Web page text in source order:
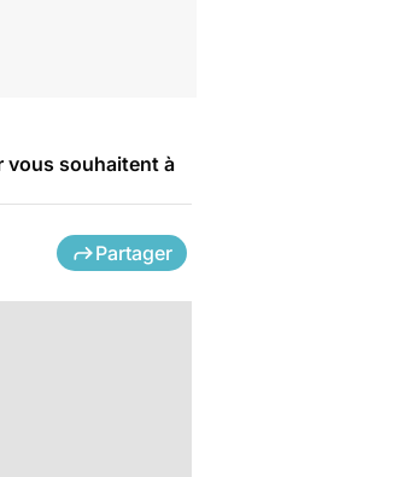
vous souhaitent à
Partager